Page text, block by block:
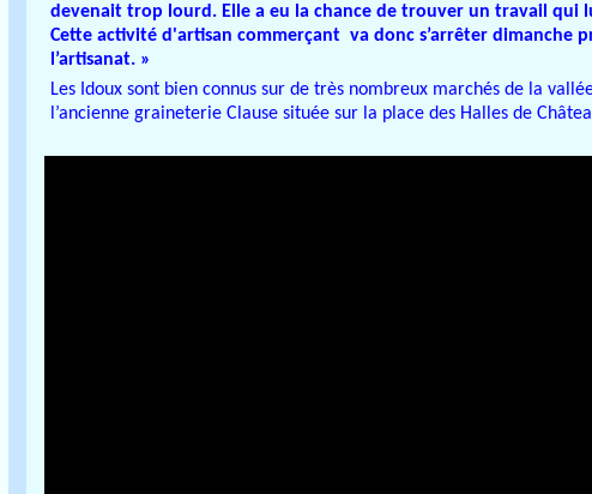
devenait trop lourd. Elle a eu la chance de trouver un travail
Cette activité d'artisan commerçant va donc s’arrêter dimanche
l’artisanat. »
Les Idoux sont bien connus sur de très nombreux marchés de la
l’ancienne graineterie Clause située sur la place des Halles de